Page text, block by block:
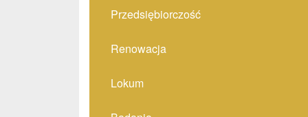
Przedsiębiorczość
Renowacja
Lokum